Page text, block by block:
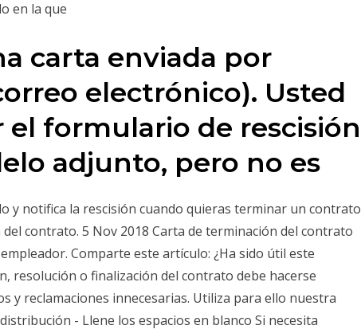
en la que
carta enviada por
electrónico). Usted
formulario de rescisión
adjunto, pero no es
y notifica la rescisión cuando quieras terminar un contrato
contrato. 5 Nov 2018 Carta de terminación del contrato
Comparte este artículo: ¿Ha sido útil este
resolución o finalización del contrato debe hacerse
y reclamaciones innecesarias. Utiliza para ello nuestra
- Llene los espacios en blanco Si necesita